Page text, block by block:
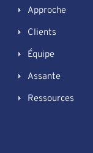
Approche
Clients
Équipe
Assante
Ressources